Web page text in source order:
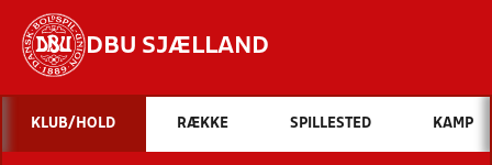
DBU SJÆLLAND
Hvad vil du søge efter?
INDHOLD OG NYHEDER
KLUB/HOLD RÆKKE SPILLESTED KAMP